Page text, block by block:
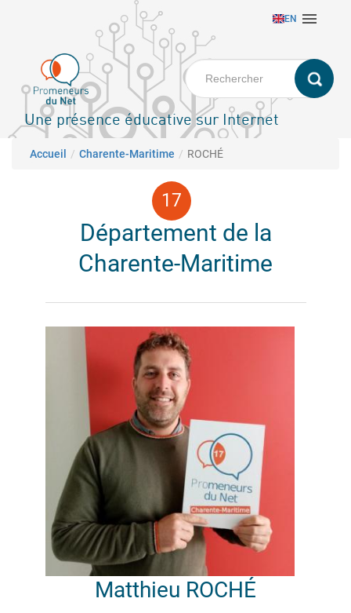
principal
EN 
Une présence éducative sur Internet
Fil d'Ariane
Accueil Charente-Maritime ROCHÉ
Département de la
Charente-Maritime
Matthieu ROCHÉ